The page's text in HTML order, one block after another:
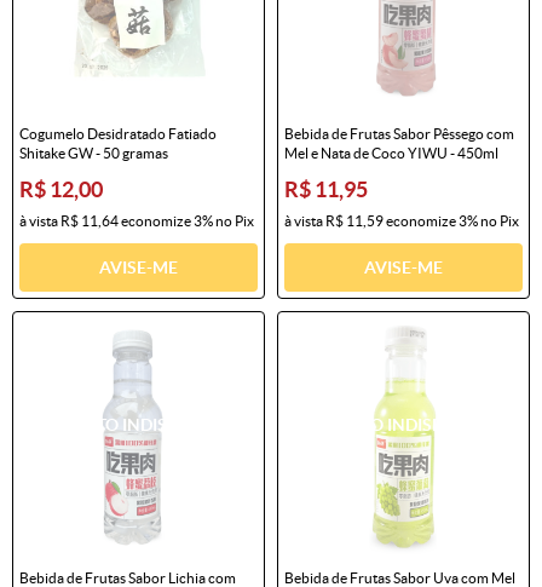
Cogumelo Desidratado Fatiado
Shitake GW - 50 gramas
R$ 12,00
à vista R$ 11,64economize3%no Pix
AVISE-ME
Bebida de Frutas Sabor Pêssego com
Mel e Nata de Coco YIWU - 450ml
R$ 11,95
à vista R$ 11,59economize3%no Pix
AVISE-ME
Bebida de Frutas Sabor Lichia com
Bebida de Frutas Sabor Uva com Mel